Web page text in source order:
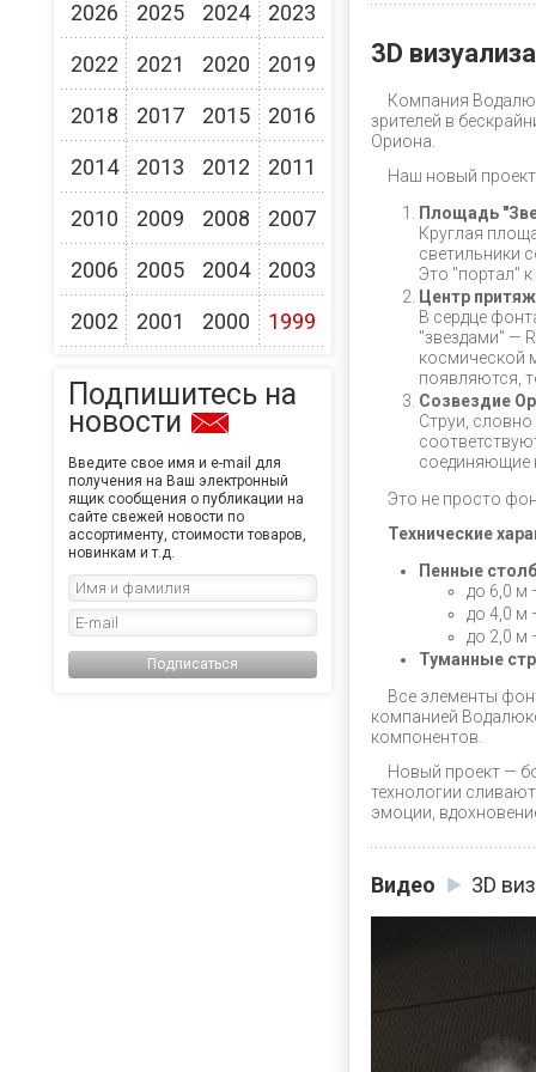
2026
2025 2024 2023
2022 2021 2020 2019
2018 2017 2015 2016
2014 2013 2012 2011
2010 2009 2008 2007
2006 2005 2004 2003
2002 2001 2000 1999
Подпишитесь на
новости
Введите свое имя и e-mail для
получения на Ваш электронный
ящик сообщения о публикации на
сайте свежей новости по
ассортименту, стоимости товаров,
новинкам и т.д.
Подписаться
3D
Компания
зрителей в
Ориона.
Наш новый
Площадь
Круглая
светильники
Это "портал"
Центр
В сердце
"звездами" —
космической
появляются,
Созвездие
Струи,
соединяющие
Это не просто
Технические
Пенные
до 6,0 м
до 4,0 м
до 2,0 м
Туманные
Все элементы
компанией
компонентов.
Новый проект —
технологии
эмоции,
Видео 3D